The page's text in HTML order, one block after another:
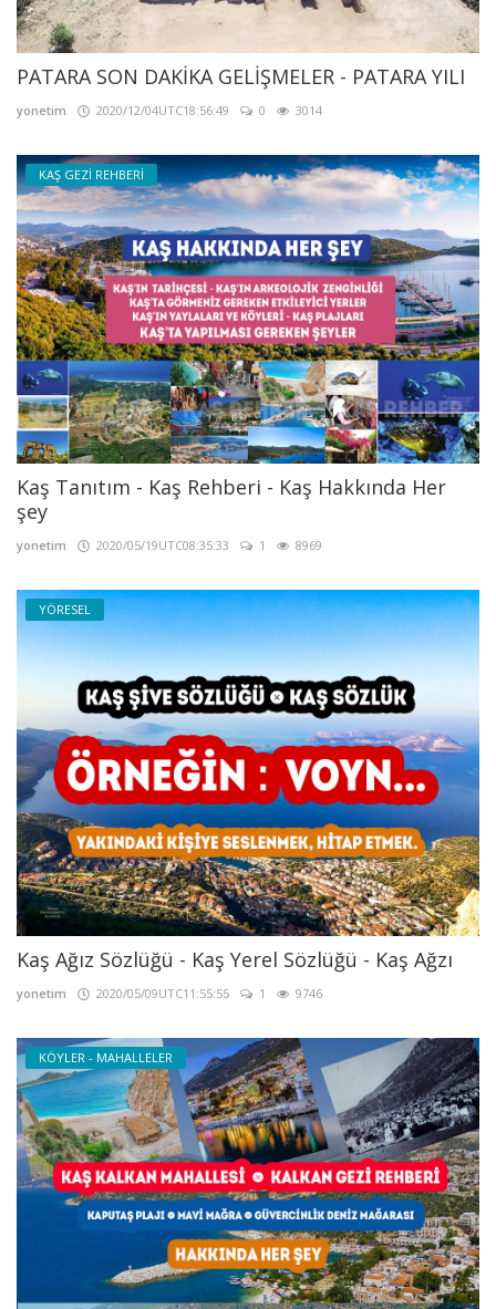
PATARA SON DAKİKA GELİŞMELER - PATARA YILI
yonetim 2020/12/04UTC18:56:49 0 3014
KAŞ GEZİ REHBERİ
Kaş Tanıtım - Kaş Rehberi - Kaş Hakkında Her
şey
yonetim 2020/05/19UTC08:35:33 1 8969
YÖRESEL
Kaş Ağız Sözlüğü - Kaş Yerel Sözlüğü - Kaş Ağzı
yonetim 2020/05/09UTC11:55:55 1 9746
KÖYLER - MAHALLELER